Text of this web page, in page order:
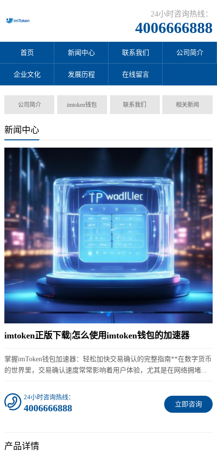
24小时咨询热线：
4006666888
首页 新闻中心 联系我们 公司简介
企业文化 发展历程 在线留言
公司简介 imtoken钱包 联系我们 相关新闻
新闻中心
imtoken正版下载|怎么使用imtoken钱包的加速器
掌握imToken钱包加速器：轻松加快交易确认的完整指南**在数字货币
的世界里，交易确认速度常常影响着用户体验，尤其是在网络拥堵...
立即咨询
24小时咨询热线：
4006666888
产品详情